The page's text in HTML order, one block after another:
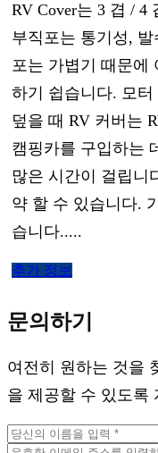
RV Cover는 3 겹 / 4
부직포는 통기성,
포는 가볍기 때문에
하기 쉽습니다. 모
덮을 때 RV 커버는
캠핑카를 구입하는
많은 시간이 걸립니
약 할 수 있습니다.
습니다.....
추가 정보
문의하기
여전히 원하는 것을
을 제공할 수 있도록